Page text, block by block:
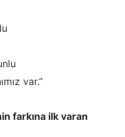
var.”
farkına ilk varan